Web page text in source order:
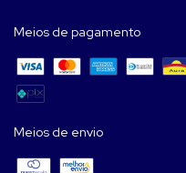
Meios de pagamento
Meios de envio